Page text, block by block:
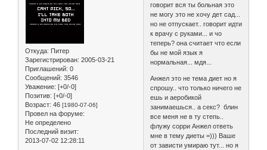
Откуда: Питер
Зарегистрирован: 2005-03-21
Приглашений: 0
Сообщений: 3546
Уважение: [+0/-0]
Позитив: [+0/-0]
Возраст: 46 [1980-07-06]
Провел на форуме:
Не определено
Последний визит:
2013-07-02 12:28:11
говорит вся ты больная это
не могу это не хочу дет сад...
но не отпускает.. говорит идти
к врачу с руками... и чо
теперь? она считает что если
бы не мой язык я
нормальная... мдя...
Анжел это не тема диет но я
спрошу.. что только ничего не
ешь и аеробикой
занимаешься.. а секс? блин
все меня не в ту степь..
флужу сорри Анжел ответь
мне в тему диеты =))) Ваше
от зависти умираю тут... но я